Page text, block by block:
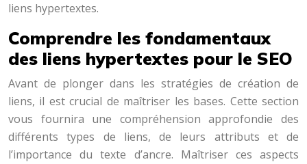
liens hypertextes.
Comprendre les fondamentaux
des liens hypertextes pour le SEO
Avant de plonger dans les stratégies de création de
liens, il est crucial de maîtriser les bases. Cette section
vous fournira une compréhension approfondie des
différents types de liens, de leurs attributs et de
l’importance du texte d’ancre. Maîtriser ces aspects